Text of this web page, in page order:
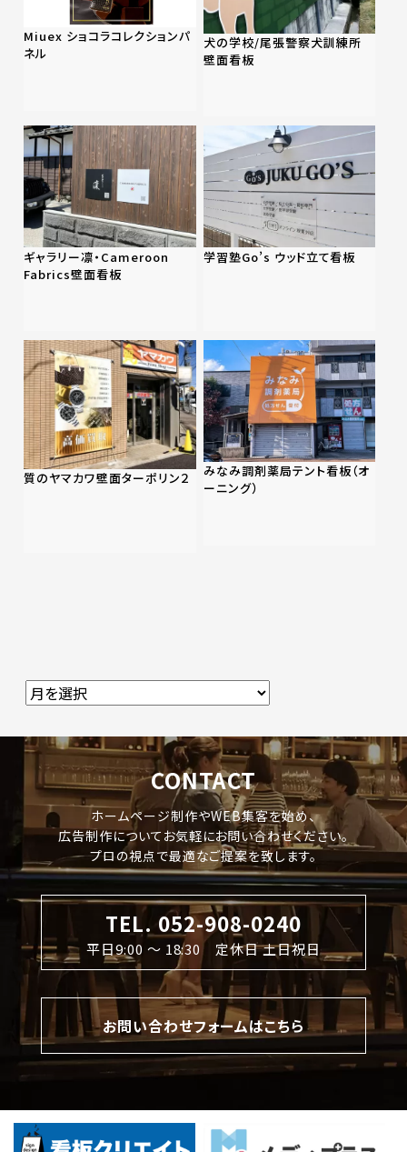
Miuex ショコラコレクションパ
ネル
犬の学校/尾張警察犬訓練所
壁面看板
ギャラリー凛・Cameroon
Fabrics壁面看板
学習塾Go’s ウッド立て看板
質のヤマカワ壁面ターポリン２
みなみ調剤薬局テント看板（オ
ーニング）
CONTACT
ホームページ制作やWEB集客を始め、
広告制作についてお気軽にお問い合わせください。
プロの視点で最適なご提案を致します。
TEL. 052-908-0240
平日9:00 〜 18:30 定休日 土日祝日
お問い合わせフォームはこちら